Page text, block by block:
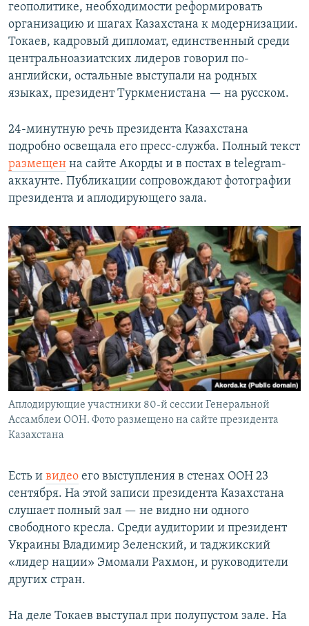
геополитике, необходимости реформировать
организацию и шагах Казахстана к модернизации.
Токаев, кадровый дипломат, единственный среди
центральноазиатских лидеров говорил по-
английски, остальные выступали на родных
языках, президент Туркменистана — на русском.
24-минутную речь президента Казахстана
подробно освещала его пресс-служба. Полный текст
размещен на сайте Акорды и в постах в telegram-
аккаунте. Публикации сопровождают фотографии
президента и аплодирующего зала.
Аплодирующие участники 80-й сессии Генеральной
Ассамблеи ООН. Фото размещено на сайте президента
Казахстана
Есть и видео его выступления в стенах ООН 23
сентября. На этой записи президента Казахстана
слушает полный зал — не видно ни одного
свободного кресла. Среди аудитории и президент
Украины Владимир Зеленский, и таджикский
«лидер нации» Эмомали Рахмон, и руководители
других стран.
На деле Токаев выступал при полупустом зале. На